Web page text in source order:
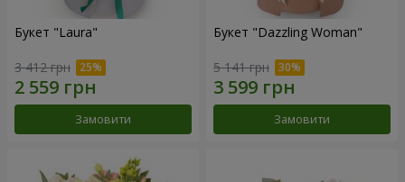
Букет "Laura"
3 412 грн
Замовити
Букет "Dazzling Woman"
5 141 грн
Замовити